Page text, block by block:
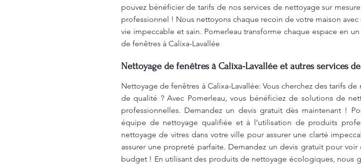
pouvez bénéficier de tarifs de nos services de nettoyage sur
professionnel ! Nous nettoyons chaque recoin de votre maison
vie impeccable et sain. Pomerleau transforme chaque espace en
de fenêtres à Calixa-Lavallée
Nettoyage de fenêtres à Calixa-Lavallée et autres services
Nettoyage de fenêtres à Calixa-Lavallée: Vous cherchez des tarifs
de qualité ? Avec Pomerleau, vous bénéficiez de solutions de
professionnelles. Demandez un devis gratuit dès maintenant !
équipe de nettoyage qualifiée et à l’utilisation de produits
nettoyage de vitres dans votre ville pour assurer une clarté
assurer une propreté parfaite. Demandez un devis gratuit pour
budget ! En utilisant des produits de nettoyage écologiques, nous